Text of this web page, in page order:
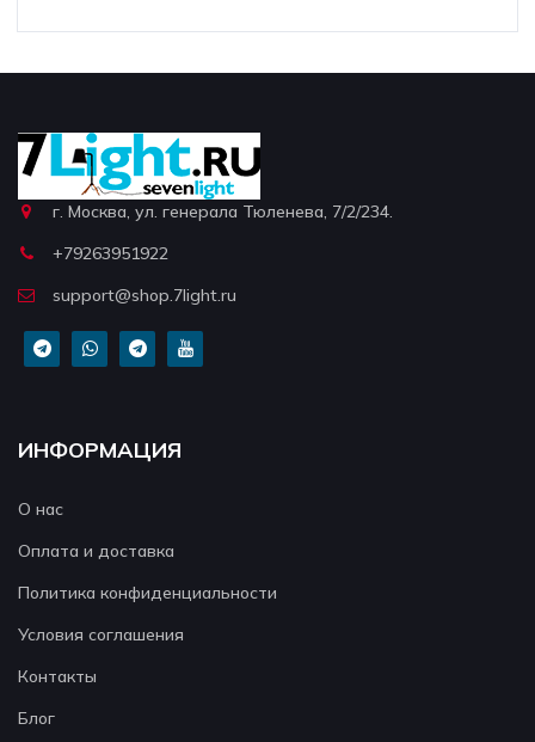
г. Москва, ул. генерала Тюленева, 7/2/234.
+79263951922
support@shop.7light.ru
ИНФОРМАЦИЯ
О нас
Оплата и доставка
Политика конфиденциальности
Условия соглашения
Контакты
Блог